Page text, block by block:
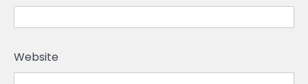
Website